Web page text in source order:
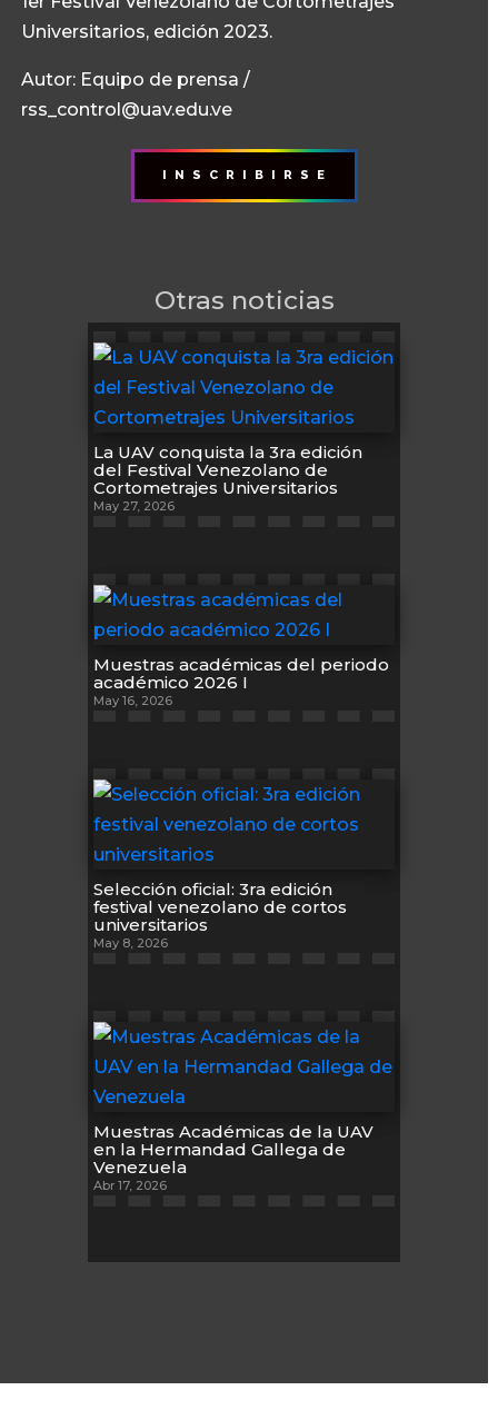
Universitarios, edición 2023.
Autor: Equipo de prensa /
rss_control@uav.edu.ve
I N S C R I B I R S E
Otras noticias
La UAV conquista la 3ra edición
del Festival Venezolano de
Cortometrajes Universitarios
May 27, 2026
Muestras académicas del periodo
académico 2026 I
May 16, 2026
Selección oficial: 3ra edición
festival venezolano de cortos
universitarios
May 8, 2026
Muestras Académicas de la UAV
en la Hermandad Gallega de
Venezuela
Abr 17, 2026